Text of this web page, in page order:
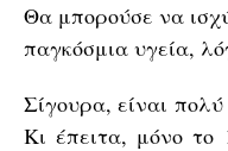
Θα μπορούσε να
παγκόσμια υγεία,
Σίγουρα, είναι
Κι έπειτα, μόνο